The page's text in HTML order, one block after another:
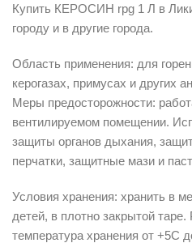
Купить КЕРОСИН rpg 1 Л в
городу и в другие города.
Область применения: для
керогазах, примусах и других
Меры предосторожности:
вентилируемом помещении.
защиты органов дыхания,
перчатки, защитные мази и
Условия хранения: хранить в
детей, в плотно закрытой
температура хранения от +5С